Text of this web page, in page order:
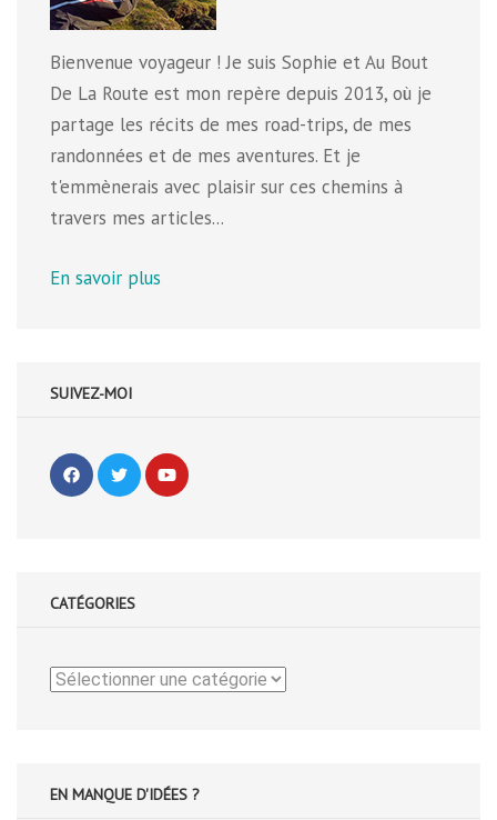
Bienvenue voyageur ! Je suis Sophie et Au Bout
De La Route est mon repère depuis 2013, où je
partage les récits de mes road-trips, de mes
randonnées et de mes aventures. Et je
t'emmènerais avec plaisir sur ces chemins à
travers mes articles...
En savoir plus
SUIVEZ-MOI
CATÉGORIES
Catégories
EN MANQUE D'IDÉES ?